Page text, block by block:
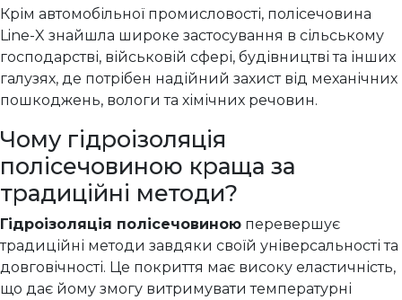
Крім автомобільної промисловості, полісечовина
Line-X знайшла широке застосування в сільському
господарстві, військовій сфері, будівництві та інших
галузях, де потрібен надійний захист від механічних
пошкоджень, вологи та хімічних речовин.
Чому гідроізоляція
полісечовиною краща за
традиційні методи?
Гідроізоляція полісечовиною перевершує
традиційні методи завдяки своїй універсальності та
довговічності. Це покриття має високу еластичність,
що дає йому змогу витримувати температурні